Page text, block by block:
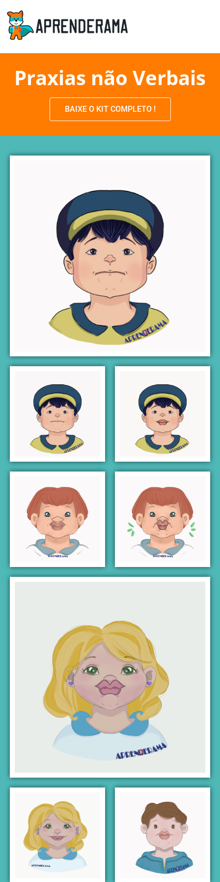
Praxias não Verbais
BAIXE O KIT COMPLETO !